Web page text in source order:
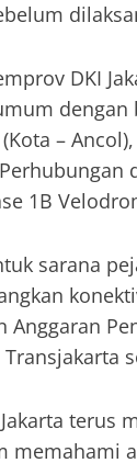
DKI
dengan
(Kota –
1B
sarana
Anggaran
terus
memahami